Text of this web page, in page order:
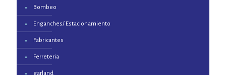
Bombeo
Enganches/ Estacionamiento
Fabricantes
Ferreteria
garland